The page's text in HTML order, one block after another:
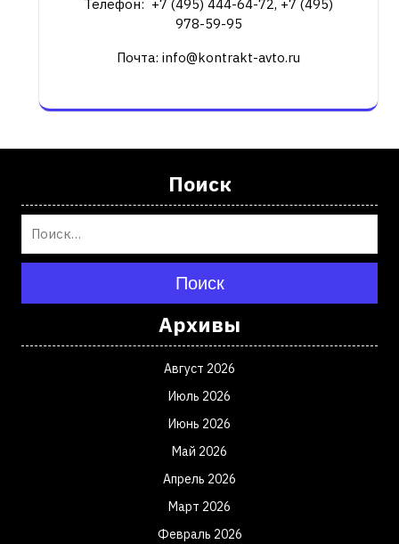
Телефон: +7 (495) 444-64-72, +7 (495)
978-59-95
Почта: info@kontrakt-avto.ru
Поиск
Поиск
Архивы
Август 2026
Июль 2026
Июнь 2026
Май 2026
Апрель 2026
Март 2026
Февраль 2026